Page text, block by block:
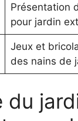
Présentation
pour jardin
Jeux et
des nains de
du